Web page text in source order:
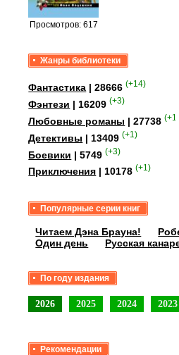
Просмотров: 617
Жанры библиотеки
Фантастика | 28666 (+14)
Фэнтези | 16209 (+3)
Любовные романы | 27738
Детективы | 13409 (+1)
Боевики | 5749 (+3)
Приключения | 10178 (+1)
Популярные серии книг
Читаем Дэна Брауна!
Один день
Русская
По году издания
2026 2025 2024 2023
Рекомендации